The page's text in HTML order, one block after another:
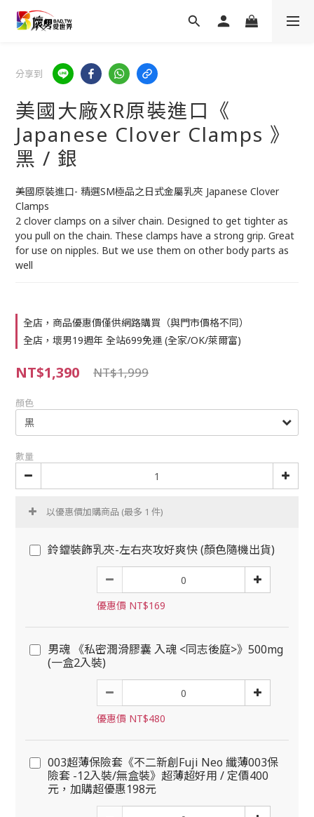
分享到
美國大廠XR原裝進口《
Japanese Clover Clamps 》
黑 / 銀
美國原裝進口- 精選SM極品之日式金屬乳夾 Japanese Clover
Clamps
2 clover clamps on a silver chain. Designed to get tighter as
you pull on the chain. These clamps have a strong grip. Great
for use on nipples. But we use them on other body parts as
well
全店，商品優惠價僅供網路購買（與門市價格不同）
全店，壞男19週年 全站699免運 (全家/OK/萊爾富)
NT$1,390 NT$1,999
顏色
數量
以優惠價加購商品 (最多 1 件)
鈴鐺裝飾乳夾-左右夾攻好爽快 (顏色隨機出貨)
優惠價 NT$169
男魂 《私密潤滑膠囊 入魂 <同志後庭>》500mg
(一盒2入裝)
優惠價 NT$480
003超薄保險套《不二新創Fuji Neo 纖薄003保
險套 -12入裝/無盒裝》超薄超好用 / 定價400
元，加購超優惠198元